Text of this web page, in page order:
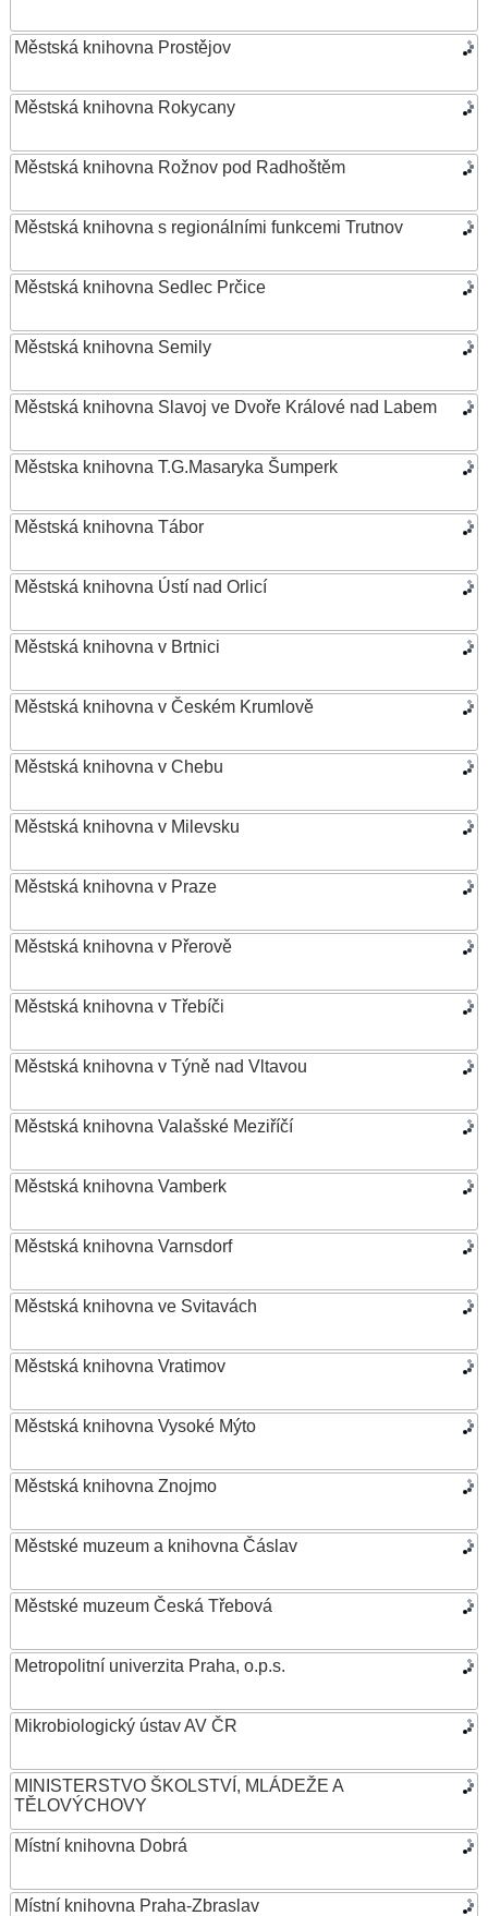
Městská knihovna Prostějov
Městská knihovna Rokycany
Městská knihovna Rožnov pod Radhoštěm
Městská knihovna s regionálními funkcemi Trutnov
Městská knihovna Sedlec Prčice
Městská knihovna Semily
Městská knihovna Slavoj ve Dvoře Králové nad Labem
Městska knihovna T.G.Masaryka Šumperk
Městská knihovna Tábor
Městská knihovna Ústí nad Orlicí
Městská knihovna v Brtnici
Městská knihovna v Českém Krumlově
Městská knihovna v Chebu
Městská knihovna v Milevsku
Městská knihovna v Praze
Městská knihovna v Přerově
Městská knihovna v Třebíči
Městská knihovna v Týně nad Vltavou
Městská knihovna Valašské Meziříčí
Městská knihovna Vamberk
Městská knihovna Varnsdorf
Městská knihovna ve Svitavách
Městská knihovna Vratimov
Městská knihovna Vysoké Mýto
Městská knihovna Znojmo
Městské muzeum a knihovna Čáslav
Městské muzeum Česká Třebová
Metropolitní univerzita Praha, o.p.s.
Mikrobiologický ústav AV ČR
MINISTERSTVO ŠKOLSTVÍ, MLÁDEŽE A
TĚLOVÝCHOVY
Místní knihovna Dobrá
Místní knihovna Praha-Zbraslav